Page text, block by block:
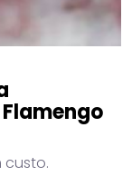
custo.